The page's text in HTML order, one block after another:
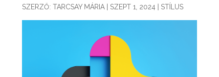
SZERZŐ: TARCSAY MÁRIA| SZEPT 1, 2024| STÍLUS